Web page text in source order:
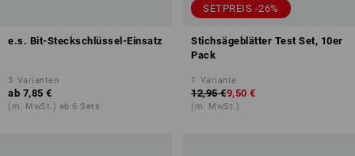
e.s. Bit-Steckschlüssel-Einsatz
3 Varianten
ab 7,85 €
(m. MwSt.) ab 6 Sets
SETPREIS -26%
Stichsägeblätter Test Set, 10er
Pack
1 Variante
12,95 €9,50 €
(m. MwSt.)